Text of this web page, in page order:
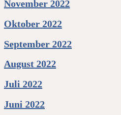
November 2022
Oktober 2022
September 2022
August 2022
Juli 2022
Juni 2022